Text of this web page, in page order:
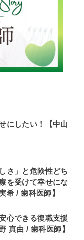
にしたい！【中山
さ」と危険性どち
を受けて幸せにな
希 / 歯科医師】
心できる復職支援
真由 / 歯科医師】